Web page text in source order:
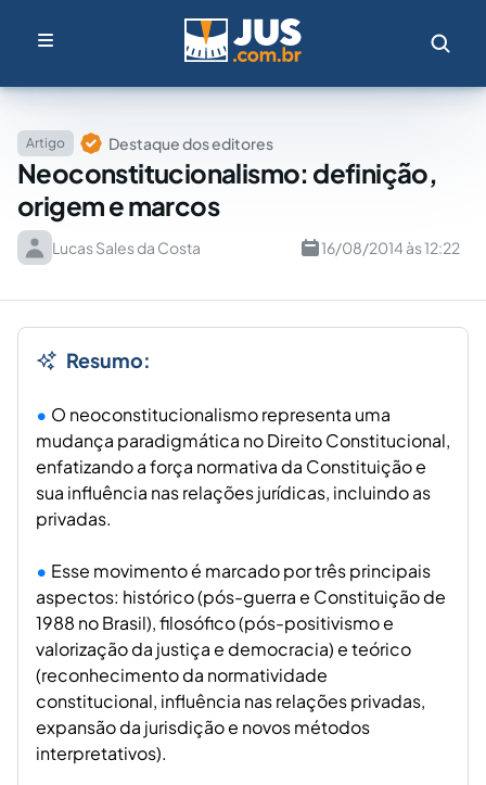
Artigo Destaque dos editores
Neoconstitucionalismo: definição,
origem e marcos
Lucas Sales da Costa 16/08/2014 às 12:22
Resumo:
O neoconstitucionalismo representa uma
mudança paradigmática no Direito Constitucional,
enfatizando a força normativa da Constituição e
sua influência nas relações jurídicas, incluindo as
privadas.
Esse movimento é marcado por três principais
aspectos: histórico (pós-guerra e Constituição de
1988 no Brasil), filosófico (pós-positivismo e
valorização da justiça e democracia) e teórico
(reconhecimento da normatividade
constitucional, influência nas relações privadas,
expansão da jurisdição e novos métodos
interpretativos).